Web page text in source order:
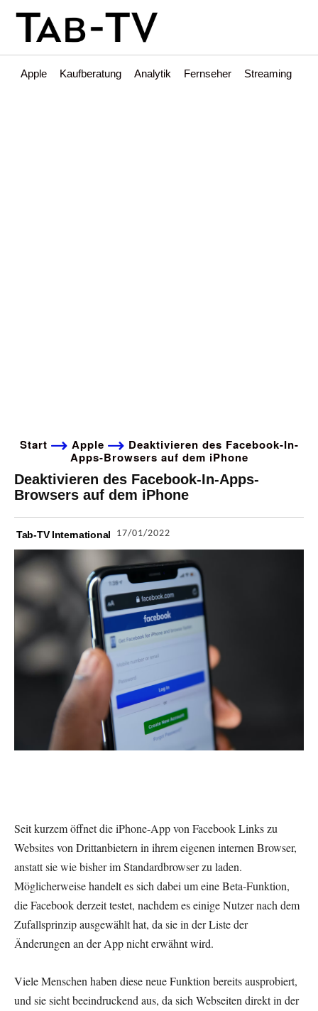
Apple Kaufberatung Analytik Fernseher Streaming
Start Apple
Deaktivieren des Facebook-In-
Apps-Browsers auf dem iPhone
Deaktivieren des Facebook-In-Apps-
Browsers auf dem iPhone
Tab-TV International 17/01/2022
Seit kurzem öffnet die iPhone-App von Facebook Links zu
Websites von Drittanbietern in ihrem eigenen internen Browser,
anstatt sie wie bisher im Standardbrowser zu laden.
Möglicherweise handelt es sich dabei um eine Beta-Funktion,
die Facebook derzeit testet, nachdem es einige Nutzer nach dem
Zufallsprinzip ausgewählt hat, da sie in der Liste der
Änderungen an der App nicht erwähnt wird.
Viele Menschen haben diese neue Funktion bereits ausprobiert,
und sie sieht beeindruckend aus, da sich Webseiten direkt in der